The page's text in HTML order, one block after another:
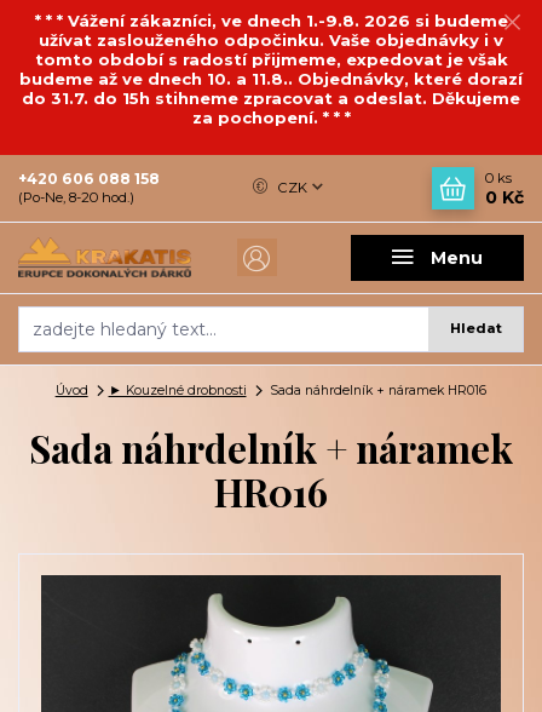
* * * Vážení zákazníci, ve dnech 1.-9.8. 2026 si budeme
užívat zaslouženého odpočinku. Vaše objednávky i v
tomto období s radostí přijmeme, expedovat je však
budeme až ve dnech 10. a 11.8.. Objednávky, které dorazí
do 31.7. do 15h stihneme zpracovat a odeslat. Děkujeme
za pochopení. * * *
Menu
CZK
Hledat
+420 606 088 158
(Po-Ne, 8-20 hod.)
0 ks
0 Kč
Úvod ► Kouzelné drobnosti Sada náhrdelník + náramek HR016
Sada náhrdelník + náramek
HR016